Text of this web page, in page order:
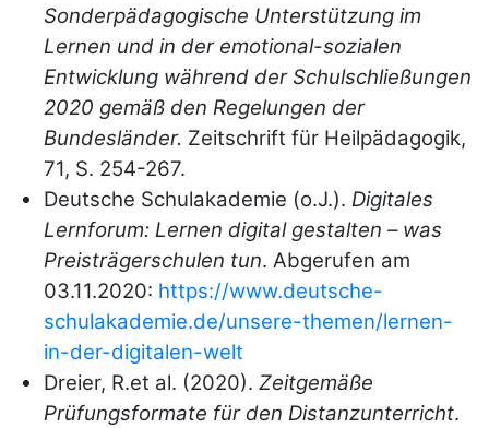
Sonderpädagogische Unterstützung im
Lernen und in der emotional-sozialen
Entwicklung während der Schulschließungen
2020 gemäß den Regelungen der
Bundesländer. Zeitschrift für Heilpädagogik,
71, S. 254-267.
Deutsche Schulakademie (o.J.). Digitales
Lernforum: Lernen digital gestalten – was
Preisträgerschulen tun. Abgerufen am
03.11.2020: https://www.deutsche-
schulakademie.de/unsere-themen/lernen-
in-der-digitalen-welt
Dreier, R.et al. (2020). Zeitgemäße
Prüfungsformate für den Distanzunterricht.